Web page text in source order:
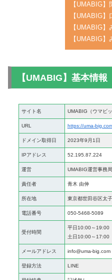
【UMABIG】
【UMABIG
【UMABIG
【UMABIG】
【UMABIG】基本情報
サイト名 UMABIG（ウマビッ
URL https://uma-
ドメイン取得日 2023年9月1日
IPアドレス 52.195.87.224
運営 UMABIG運営事務局
責任者 青木 由伸
所在地 東京都世田谷区太
電話番号 050-5468-5089
受付時間
平日10:00～19:00
土日10:00～17:00
メールアドレス info@uma-big.com
登録方法 LINE